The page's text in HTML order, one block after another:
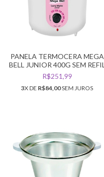
PANELA TERMOCERA MEGA
BELL JUNIOR 400G SEM REFIL
R$251,99
3X DE R$84,00SEM JUROS